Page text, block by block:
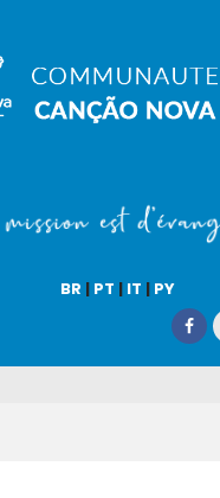
BR | PT | IT | PY
COMMUNAUTÉ CN
Notre mission est d'évangéliser
Qui sommes-
CN Média
Nos activités